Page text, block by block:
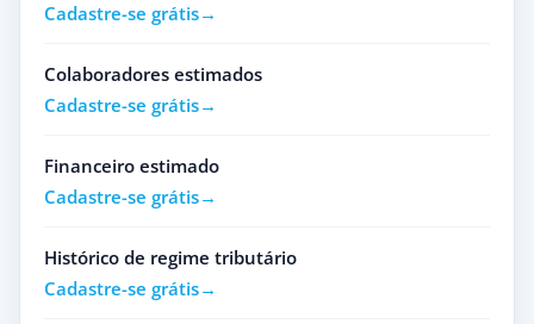
Cadastre-se grátis
Colaboradores estimados
Cadastre-se grátis
Financeiro estimado
Cadastre-se grátis
Histórico de regime tributário
Cadastre-se grátis